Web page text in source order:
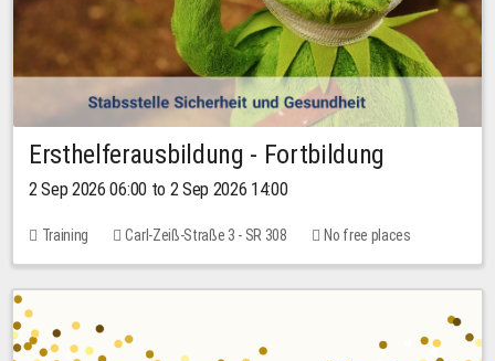
Ersthelferausbildung - Fortbildung
2 Sep 2026 06:00 to 2 Sep 2026 14:00
Training Carl-Zeiß-Straße 3 - SR 308 No free places